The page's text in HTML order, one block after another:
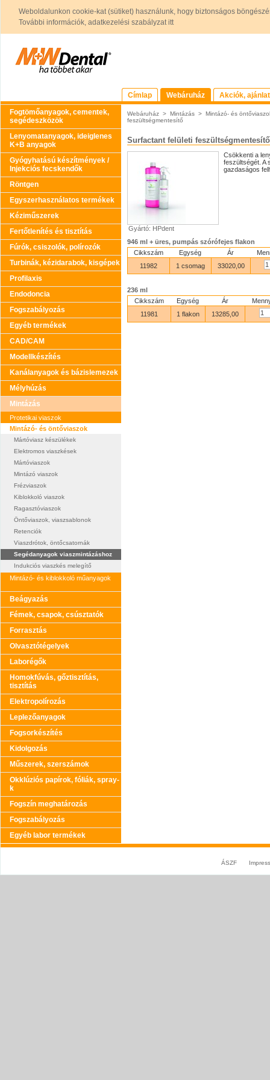
Weboldalunkon cookie-kat (sütiket) használunk, hogy biztonságos
További információk, adatkezelési szabályzat itt
Címlap Webáruház
Akciók,
Fogtömőanyagok, cementek,
segédeszközök
Lenyomatanyagok, ideiglenes
K+B anyagok
Gyógyhatású készítmények /
Injekciós fecskendők
Röntgen
Egyszerhasználatos termékek
Kéziműszerek
Fertőtlenítés és tisztítás
Fúrók, csiszolók, polírozók
Turbinák, kézidarabok, kisgépek
Profilaxis
Endodoncia
Fogszabályozás
Egyéb termékek
CAD/CAM
Modellkészítés
Kanálanyagok és bázislemezek
Mélyhúzás
Mintázás
Protetikai viaszok
Mintázó- és öntőviaszok
Mártóviasz készülékek
Elektromos viaszkések
Mártóviaszok
Mintázó viaszok
Frézviaszok
Kiblokkoló viaszok
Ragasztóviaszok
Öntőviaszok, viaszsablonok
Retenciók
Viaszdrótok, öntőcsatornák
Segédanyagok viaszmintázáshoz
Indukciós viaszkés melegítő
Mintázó- és kiblokkoló műanyagok
Beágyazás
Fémek, csapok, csúsztatók
Forrasztás
Olvasztótégelyek
Laborégők
Homokfúvás, gőztisztítás,
tisztítás
Elektropolírozás
Leplezőanyagok
Fogsorkészítés
Kidolgozás
Műszerek, szerszámok
Okklúziós papírok, fóliák, spray-
k
Fogszín meghatározás
Fogszabályozás
Egyéb labor termékek
Webáruház > Mintázás > Mintázó- és
feszültségmentesítő
Surfactant felületi feszültségmentesítő
Gyártó: HPdent
Csökkenti a
feszültségét. A
gazdaságos
946 ml + üres, pumpás szórófejes flakon
Cikkszám
Egység Ár
11982
1 csomag 33020,00
236 ml
Cikkszám
Egység Ár
11981
1 flakon 13285,00
ÁSZF